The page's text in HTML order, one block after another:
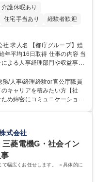
介護休暇あり
住宅手当あり
経験者歓迎
助あり
】総
取得 仕事の内容 当
よる人事経理部門や収益事業
務をお任せいたします。研修
詳細 【業務詳細】■
営に係る管理業務 ■収益部
口広場の「イベントコーナ
入社後は上記いずれかの部門
【都庁グル
満／有給年平均16日取得
/人事/経理経験or官公庁職員
キャリアを積みたい方【社
め綿密にコミュニケーション
様々なプロジェクト：駐車場
明を兼ねた広告「ブライトサ
み出す活動を積極的に行って
式会社
三菱電機G・社会イン
幅広くお任せします。 ＜具体的に